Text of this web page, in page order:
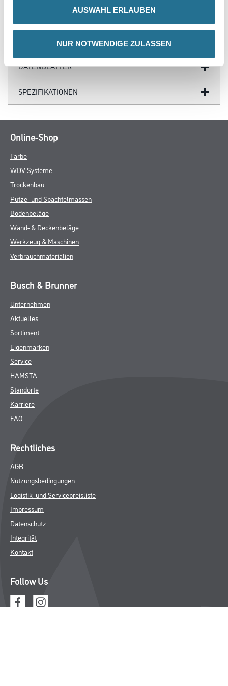
AUSWAHL ERLAUBEN
NUR NOTWENDIGE ZULASSEN
GEFAHRENHINWEISE
DATENBLÄTTER
SPEZIFIKATIONEN
Online-Shop
Farbe
WDV-Systeme
Trockenbau
Putze- und Spachtelmassen
Bodenbeläge
Wand- & Deckenbeläge
Werkzeug & Maschinen
Verbrauchmaterialien
Busch & Brunner
Unternehmen
Aktuelles
Sortiment
Eigenmarken
Service
HAMSTA
Standorte
Karriere
FAQ
Rechtliches
AGB
Nutzungsbedingungen
Logistik- und Servicepreisliste
Impressum
Datenschutz
Integrität
Kontakt
Follow Us